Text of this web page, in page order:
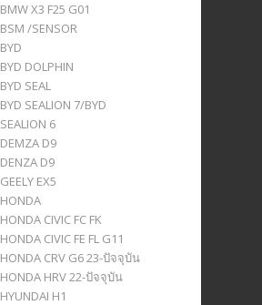
BMW X3 F25 G01
BSM /SENSOR
BYD
BYD DOLPHIN
BYD SEAL
BYD SEALION 7/BYD
SEALION 6
DEMZA D9
DENZA D9
GEELY EX5
HONDA
HONDA CIVIC FC FK
HONDA CIVIC FE FL G11
HONDA CRV G6 23-ปัจจุบัน
HONDA HRV 22-ปัจจุบัน
HYUNDAI H1